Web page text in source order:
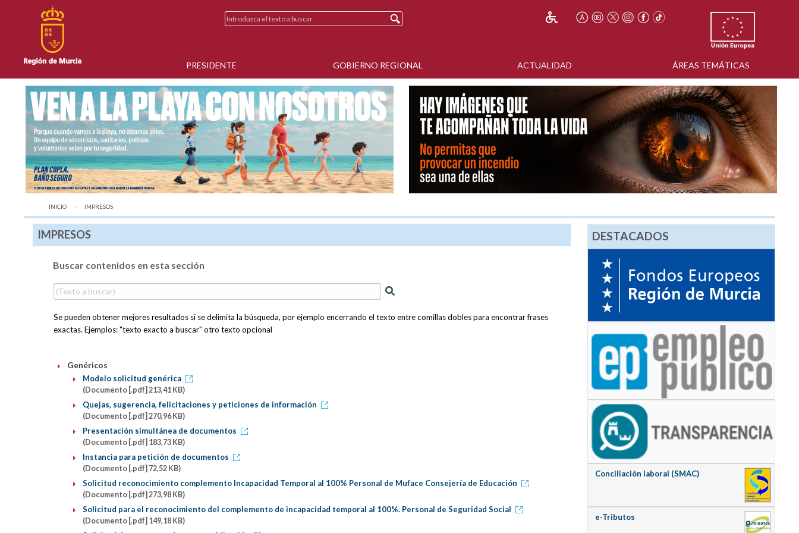
PRESIDENTE GOBIERNO REGIONAL ACTUALIDAD ÁREAS TEMÁTICAS
INICIO AQUÍ:
IMPRESOS
IMPRESOS
Buscar contenidos en esta sección
Se pueden obtener mejores resultados si se delimita la búsqueda, por ejemplo encerrando el texto entre comillas dobles para encontrar frases
exactas. Ejemplos: "texto exacto a buscar" otro texto opcional
Genéricos
Modelo solicitud genérica
(Documento [.pdf] 213,41 KB)
Quejas, sugerencia, felicitaciones y peticiones de información
(Documento [.pdf] 270,96 KB)
Presentación simultánea de documentos
(Documento [.pdf] 183,73 KB)
Instancia para petición de documentos
(Documento [.pdf] 72,52 KB)
Solicitud reconocimiento complemento Incapacidad Temporal al 100% Personal de Muface Consejería de Educación
(Documento [.pdf] 273,98 KB)
Solicitud para el reconocimiento del complemento de incapacidad temporal al 100%. Personal de Seguridad Social
(Documento [.pdf] 149,18 KB)
DESTACADOS
Conciliación laboral (SMAC)
e-Tributos